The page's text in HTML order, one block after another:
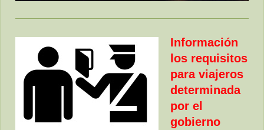
Información
los requisitos
para viajeros
determinada
por el
gobierno